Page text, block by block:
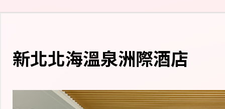
新北北海溫泉洲際酒店